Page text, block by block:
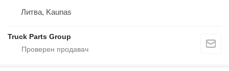
Литва, Kaunas
Truck Parts Group